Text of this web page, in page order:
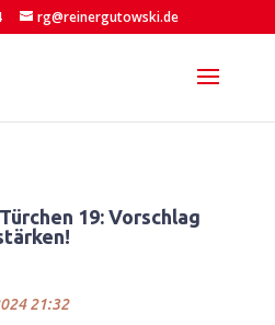
rg@reinergutowski.de
19: Vorschlag
21:32